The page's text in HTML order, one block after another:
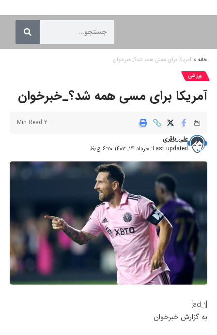
خانه » آمریکا برای مسی همه شد؟_خبرخوان
ورزشی
آمریکا برای مسی همه شد؟_خبرخوان
Last updated: خرداد ۱۴, ۱۴۰۳ ۶:۲۰ ق٫ظ
علی باقری
2 Min Read
[ad_1]
به گزارش خبرخوان